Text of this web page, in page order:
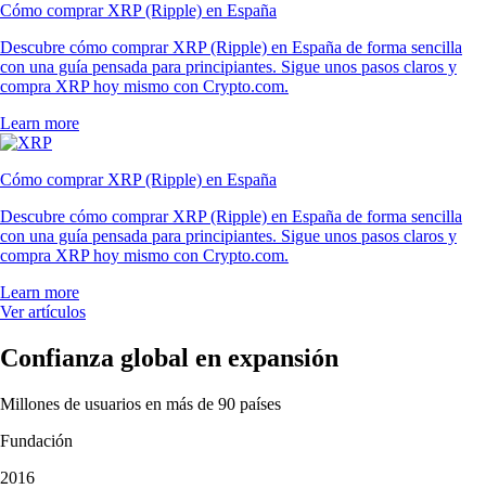
Cómo comprar XRP (Ripple) en España
Descubre cómo comprar XRP (Ripple) en España de forma sencilla
con una guía pensada para principiantes. Sigue unos pasos claros y
compra XRP hoy mismo con Crypto.com.
Learn more
Cómo comprar XRP (Ripple) en España
Descubre cómo comprar XRP (Ripple) en España de forma sencilla
con una guía pensada para principiantes. Sigue unos pasos claros y
compra XRP hoy mismo con Crypto.com.
Learn more
Ver artículos
Confianza global en expansión
Millones de usuarios en más de 90 países
Fundación
2016